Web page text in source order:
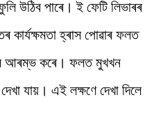
উঠিব পাৰে। ই ফেটি লিভাৰৰ
কাৰ্যক্ষমতা হ্ৰাস পোৱাৰ ফলত
আৰম্ভ কৰে। ফলত মুখখন
যায়। এই লক্ষণে দেখা দিলে